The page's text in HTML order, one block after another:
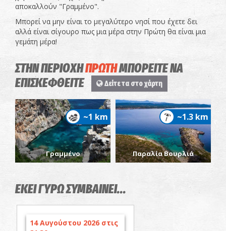
αποκαλλούν "Γραμμένο".
Μπορεί να μην είναι το μεγαλύτερο νησί που έχετε δει
αλλά είναι σίγουρο πως μια μέρα στην Πρώτη θα είναι μια
γεμάτη μέρα!
ΣΤΗΝ ΠΕΡΙΟΧΗΠΡΩΤΗΜΠΟΡΕΙΤΕ ΝΑ
ΕΠΙΣΚΕΦΘΕΙΤΕ
Δείτε τα στο χάρτη
~1 km
Γραμμένο
~1.3 km
Παραλία Βουρλιά
ΕΚΕΙ ΓΥΡΩ ΣΥΜΒΑΙΝΕΙ...
14 Αυγούστου 2026 στις